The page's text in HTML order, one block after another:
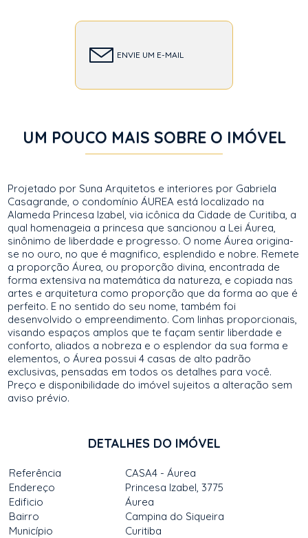
ENVIE UM E-MAIL
UM POUCO MAIS SOBRE O IMÓVEL
Projetado por Suna Arquitetos e interiores por Gabriela
Casagrande, o condomínio ÁUREA está localizado na
Alameda Princesa Izabel, via icônica da Cidade de Curitiba, a
qual homenageia a princesa que sancionou a Lei Áurea,
sinônimo de liberdade e progresso. O nome Áurea origina-
se no ouro, no que é magnifico, esplendido e nobre. Remete
a proporção Áurea, ou proporção divina, encontrada de
forma extensiva na matemática da natureza, e copiada nas
artes e arquitetura como proporção que da forma ao que é
perfeito. E no sentido do seu nome, também foi
desenvolvido o empreendimento. Com linhas proporcionais,
visando espaços amplos que te façam sentir liberdade e
conforto, aliados a nobreza e o esplendor da sua forma e
elementos, o Áurea possui 4 casas de alto padrão
exclusivas, pensadas em todos os detalhes para você.
Preço e disponibilidade do imóvel sujeitos a alteração sem
aviso prévio.
DETALHES DO IMÓVEL
Referência
CASA4 - Áurea
Endereço
Princesa Izabel, 3775
Edificio
Áurea
Bairro
Campina do Siqueira
Município
Curitiba